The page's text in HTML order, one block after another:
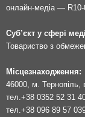
онлайн-медіа — R10-
Суб’єкт у сфері
Товариство з
Місцезнаходження:
46000, м. Тернопіль,
тел. +38 0352 52 31
тел. +38 096 89 57